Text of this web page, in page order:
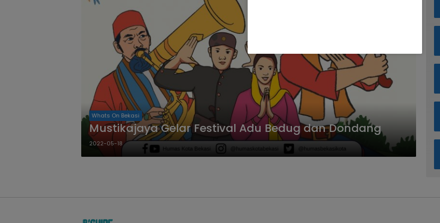
Whats On Bekasi
Mustikajaya Gelar Festival Adu Bedug dan Dondang
2022-05-18